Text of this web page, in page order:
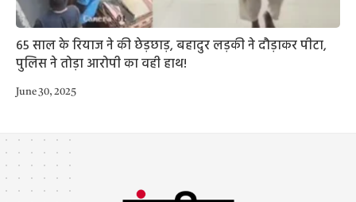
65 साल के रियाज ने की छेड़छाड़, बहादुर लड़की ने दौड़ाकर पीटा,
पुलिस ने तोड़ा आरोपी का वही हाथ!
June 30, 2025